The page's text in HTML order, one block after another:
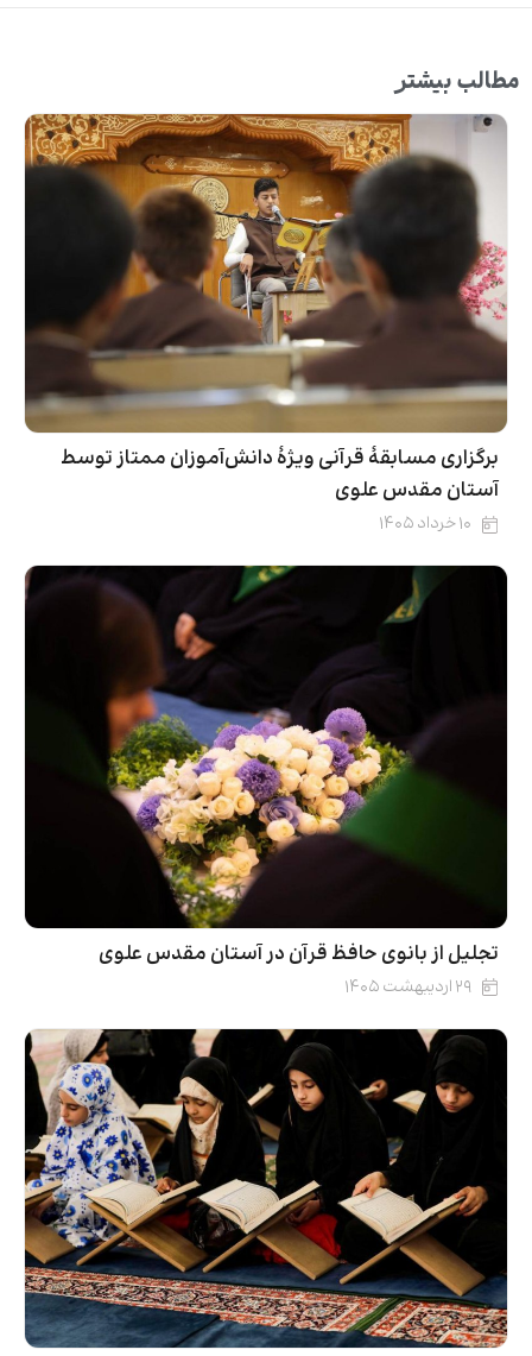
مطالب بیشتر
برگزاری مسابقۀ قرآنی ویژۀ دانش‌آموزان ممتاز توسط
آستان مقدس علوی
۱۰ خرداد ۱۴۰۵
تجلیل از بانوی حافظ قرآن در آستان مقدس علوی
۲۹ اردیبهشت ۱۴۰۵